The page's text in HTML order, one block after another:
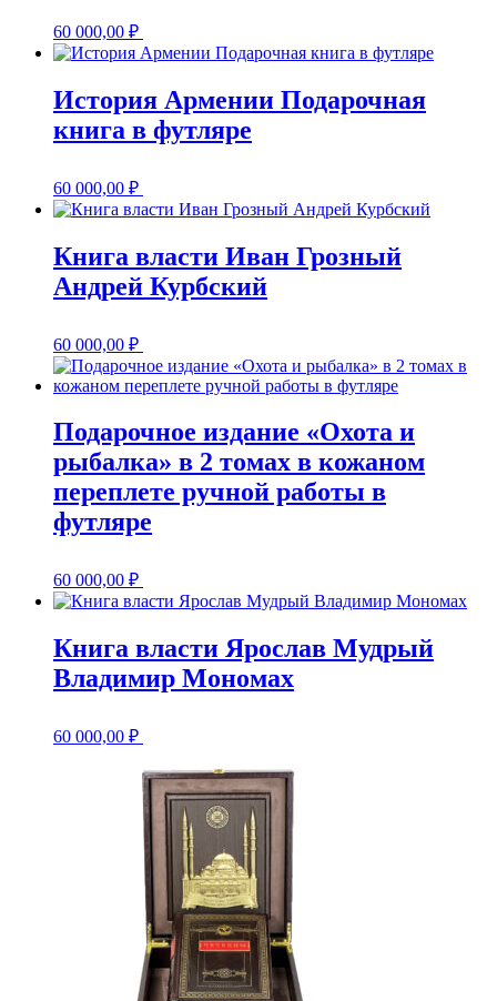
60 000,00 ₽
История Армении Подарочная
книга в футляре
60 000,00 ₽
Книга власти Иван Грозный
Андрей Курбский
60 000,00 ₽
Подарочное издание «Охота и
рыбалка» в 2 томах в кожаном
переплете ручной работы в
футляре
60 000,00 ₽
Книга власти Ярослав Мудрый
Владимир Мономах
60 000,00 ₽